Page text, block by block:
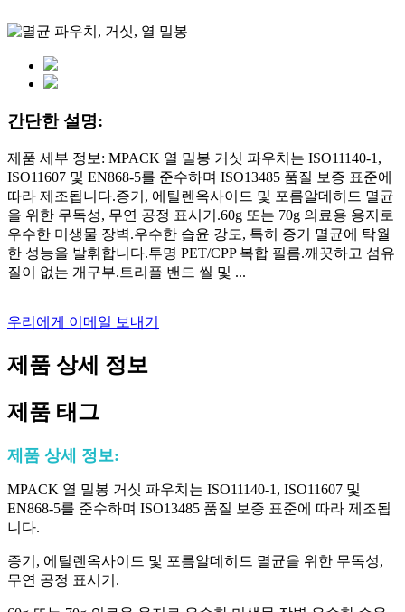
간단한 설명:
제품 세부 정보: MPACK 열 밀봉 거싯 파우치는 ISO11140-1,
ISO11607 및 EN868-5를 준수하며 ISO13485 품질 보증 표준에
따라 제조됩니다.증기, 에틸렌옥사이드 및 포름알데히드 멸균
을 위한 무독성, 무연 공정 표시기.60g 또는 70g 의료용 용지로
우수한 미생물 장벽.우수한 습윤 강도, 특히 증기 멸균에 탁월
한 성능을 발휘합니다.투명 PET/CPP 복합 필름.깨끗하고 섬유
질이 없는 개구부.트리플 밴드 씰 및 ...
우리에게 이메일 보내기
제품 상세 정보
제품 태그
제품 상세 정보:
MPACK 열 밀봉 거싯 파우치는 ISO11140-1, ISO11607 및
EN868-5를 준수하며 ISO13485 품질 보증 표준에 따라 제조됩
니다.
증기, 에틸렌옥사이드 및 포름알데히드 멸균을 위한 무독성,
무연 공정 표시기.